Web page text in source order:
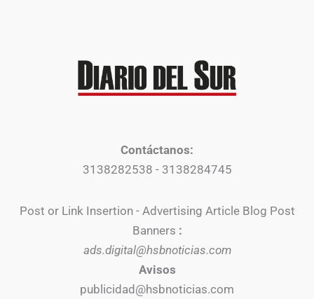
Contáctanos:
3138282538 - 3138284745
Post or Link Insertion - Advertising Article Blog Post
Banners :
ads.digital@hsbnoticias.com
Avisos
publicidad@hsbnoticias.com